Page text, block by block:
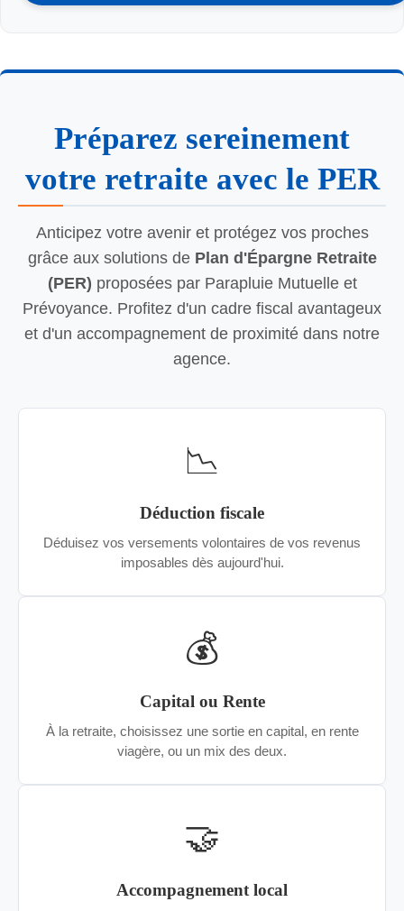
Préparez sereinement
votre retraite avec le PER
Anticipez votre avenir et protégez vos proches
grâce aux solutions de Plan d'Épargne Retraite
(PER) proposées par Parapluie Mutuelle et
Prévoyance. Profitez d'un cadre fiscal avantageux
et d'un accompagnement de proximité dans notre
agence.
📉
Déduction fiscale
Déduisez vos versements volontaires de vos revenus
imposables dès aujourd'hui.
💰
Capital ou Rente
À la retraite, choisissez une sortie en capital, en rente
viagère, ou un mix des deux.
🤝
Accompagnement local